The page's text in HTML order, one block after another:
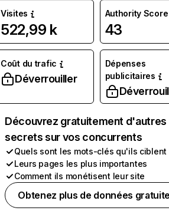
Visites
522,99 k
Authority Score
43
Coût du trafic
Déverrouiller
Dépenses
publicitaires
Découvrez gratuitement d'autres
secrets sur vos concurrents
Quels sont les mots-clés qu'ils ciblent
Leurs pages les plus importantes
Comment ils monétisent leur site
Obtenez plus de données